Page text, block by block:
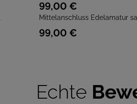
99,00 €
Mittelanschluss Edelamatur
99,00 €
Echte